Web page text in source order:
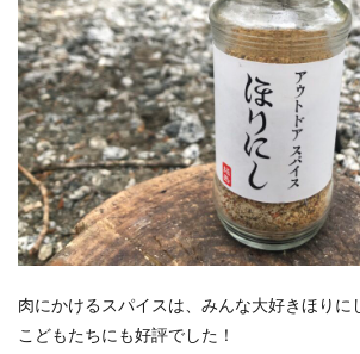
肉にかけるスパイスは、みんな大好きほりに
こどもたちにも好評でした！